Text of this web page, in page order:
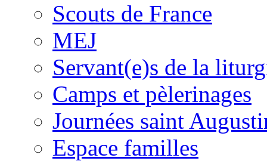
Scouts de France
MEJ
Servant(e)s de la
Camps et pèlerinages
Journées saint
Espace familles